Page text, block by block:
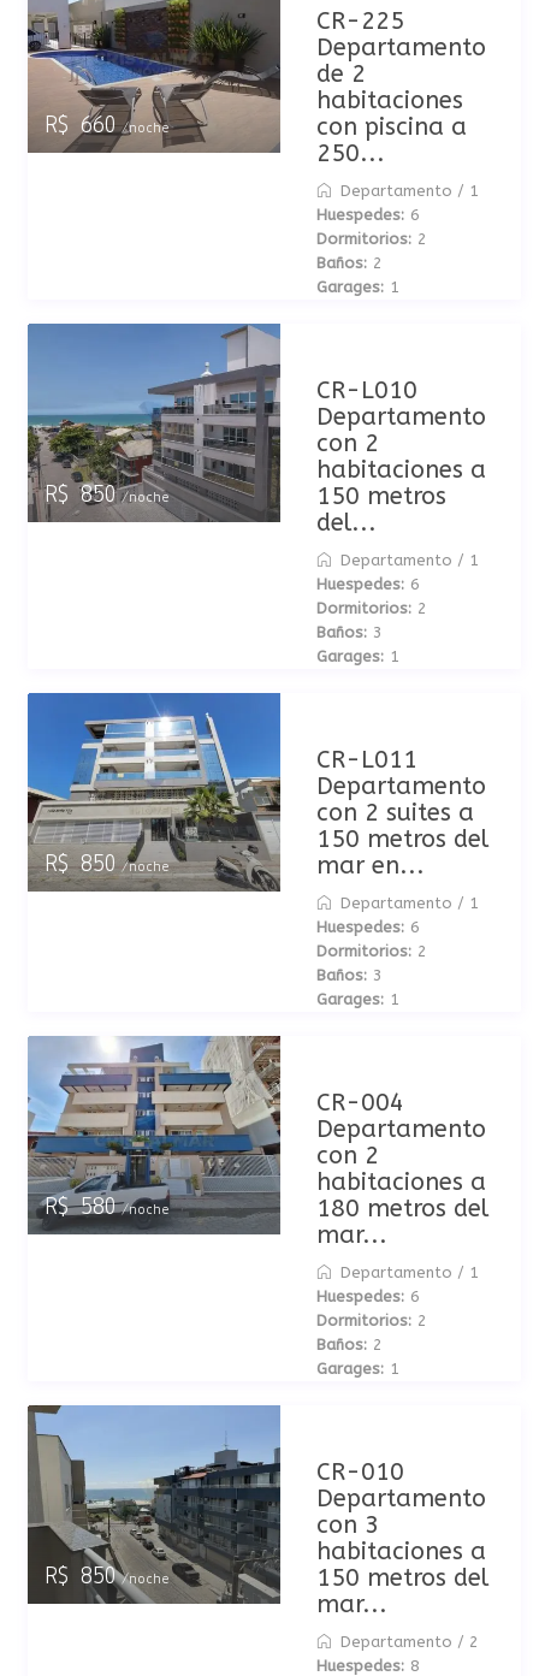
R$ 660/noche
CR-225
Departamento
de 2
habitaciones
con piscina a
250...
Departamento / 1
Huespedes: 6
Dormitorios: 2
Baños: 2
Garages: 1
R$ 850/noche
CR-L010
Departamento
con 2
habitaciones a
150 metros
del...
Departamento / 1
Huespedes: 6
Dormitorios: 2
Baños: 3
Garages: 1
R$ 850/noche
CR-L011
Departamento
con 2 suites a
150 metros del
mar en...
Departamento / 1
Huespedes: 6
Dormitorios: 2
Baños: 3
Garages: 1
R$ 580/noche
CR-004
Departamento
con 2
habitaciones a
180 metros del
mar...
Departamento / 1
Huespedes: 6
Dormitorios: 2
Baños: 2
Garages: 1
R$ 850/noche
CR-010
Departamento
con 3
habitaciones a
150 metros del
mar...
Departamento / 2
Huespedes: 8